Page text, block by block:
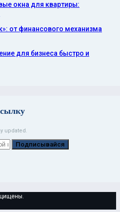
окна для квартиры:
от финансового механизма
для бизнеса быстро и
updated.
Подписывайся